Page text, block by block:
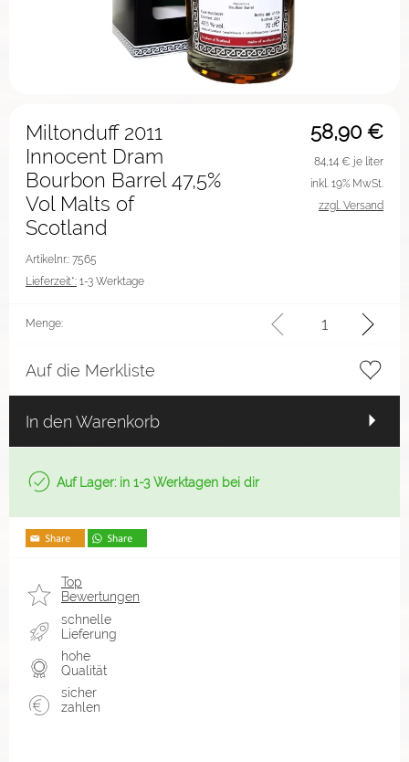
58,90 €
Miltonduff 2011
Innocent Dram
Bourbon Barrel 47,5%
Vol Malts of
Scotland
Artikelnr.: 7565
Lieferzeit*: 1-3 Werktage
84,14 € je liter
inkl. 19% MwSt.
zzgl. Versand
Menge:
Auf die Merkliste
In den Warenkorb
Auf Lager: in 1-3 Werktagen bei dir
Top
Bewertungen
schnelle
Lieferung
hohe
Qualität
sicher
zahlen